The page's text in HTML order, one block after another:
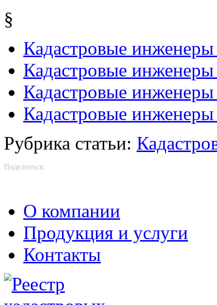
§
Кадастровые инженеры
Кадастровые
Кадастровые инженеры
Кадастровые
Рубрика статьи:
Поделиться:
О компании
Продукция и услуги
Контакты